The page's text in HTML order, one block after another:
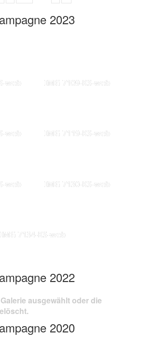
2023
web IMG 7109-KS-web
web IMG 7119-KS-web
web IMG 7130-KS-web
IMG 7134-KS-web
2022
ausgewählt oder die
2020